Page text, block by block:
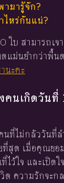
ามารู้จัก?
ไหร่กันแน่?
ใบ สามารถเจ
แม่นยำกว่าพื้น
นะคะ
คนเกิดวันที่
ที่ไม่กลัววันที่ล
สุด เมื่อคุณยอ
ไว้ใจ และเปิดใ
ต ความรักจะก